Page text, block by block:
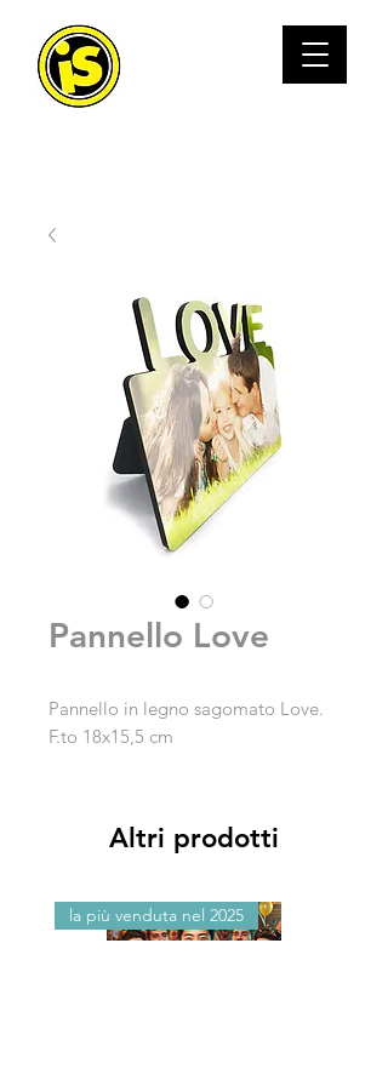
Pannello Love
Pannello in legno sagomato Love.
F.to 18x15,5 cm
Altri prodotti
la più venduta nel 2025